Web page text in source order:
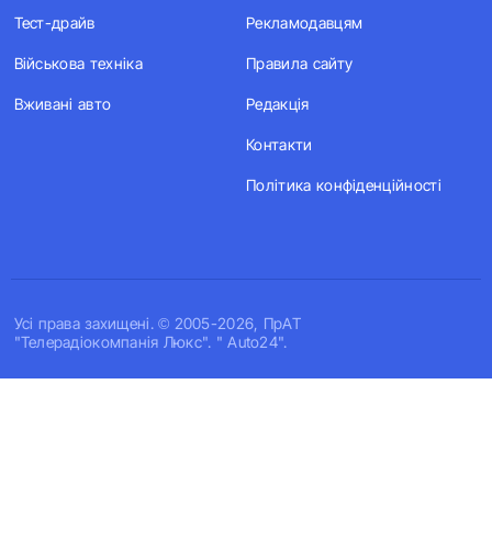
Усi права захищенi. © 2005-2026, ПрАТ
"Телерадіокомпанія Люкс". " Auto24".
Тест-драйв
Військова техніка
Вживані авто
Рекламодавцям
Правила сайту
Редакція
Контакти
Політика конфіденційності